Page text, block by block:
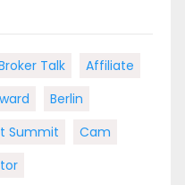
Talk
Affiliate
Berlin
Summit
Cam